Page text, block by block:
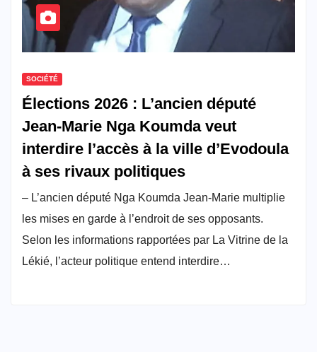
SOCIÉTÉ
Élections 2026 : L’ancien député
Jean-Marie Nga Koumda veut
interdire l’accès à la ville d’Evodoula
à ses rivaux politiques
– L’ancien député Nga Koumda Jean-Marie multiplie
les mises en garde à l’endroit de ses opposants.
Selon les informations rapportées par La Vitrine de la
Lékié, l’acteur politique entend interdire…